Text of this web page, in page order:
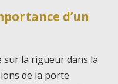
d’un
sur la rigueur dans la
de la porte